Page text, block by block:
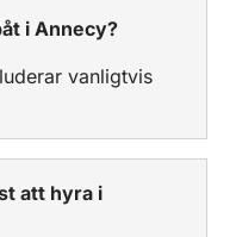
i Annecy?
vanligtvis
att hyra i